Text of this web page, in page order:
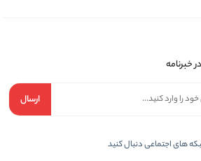
خبرنامه
ارسال
های اجتماعی دنبال کنید